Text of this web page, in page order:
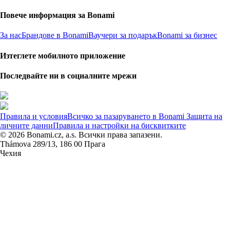
Повече информация за Bonami
За насБрандове в BonamiВаучери за подаръкBonami за бизнес
Изтеглете мобилното приложение
Последвайте ни в социалните мрежи
Правила и условияВсичко за пазаруването в Bonami Защита на
личните данниПравила и настройки на бисквитките
© 2026 Bonami.cz, a.s. Всички права запазени.
Thámova 289/13, 186 00 Прага
Чехия